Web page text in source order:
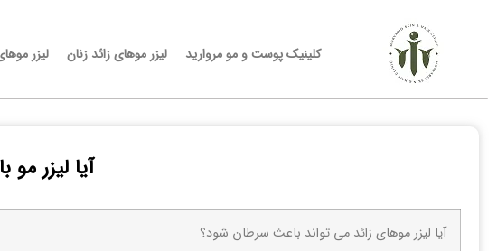
کلینیک پوست و مو مروارید لیزر موهای زائد زنان لیزر
آیا لیزر
آیا لیزر موهای زائد می تواند باعث سرطان شود؟